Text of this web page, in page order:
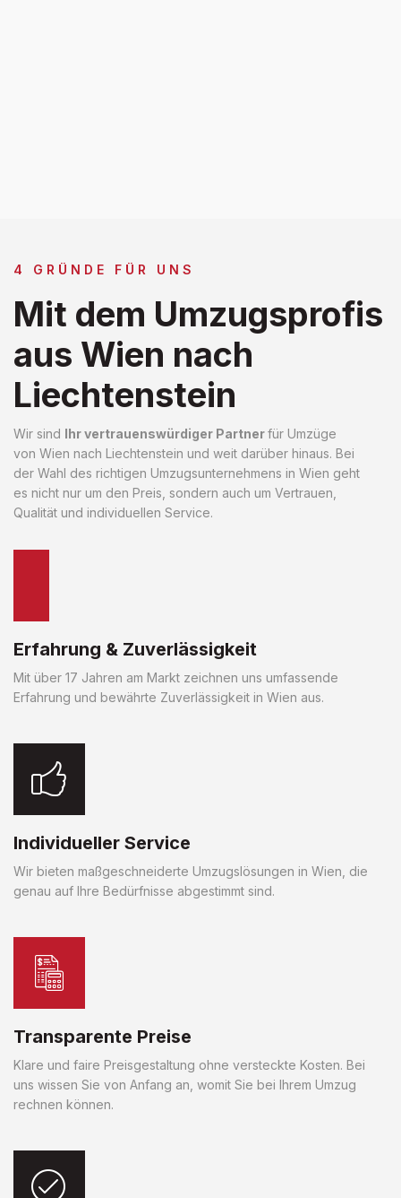
4 GRÜNDE FÜR UNS
Mit dem Umzugsprofis
aus Wien nach
Liechtenstein
Wir sind Ihr vertrauenswürdiger Partnerfür Umzüge
von Wien nach Liechtenstein und weit darüber hinaus. Bei
der Wahl des richtigen Umzugsunternehmens in Wien geht
es nicht nur um den Preis, sondern auch um Vertrauen,
Qualität und individuellen Service.
Erfahrung & Zuverlässigkeit
Mit über 17 Jahren am Markt zeichnen uns umfassende
Erfahrung und bewährte Zuverlässigkeit in Wien aus.
Individueller Service
Wir bieten maßgeschneiderte Umzugslösungen in Wien, die
genau auf Ihre Bedürfnisse abgestimmt sind.
Transparente Preise
Klare und faire Preisgestaltung ohne versteckte Kosten. Bei
uns wissen Sie von Anfang an, womit Sie bei Ihrem Umzug
rechnen können.